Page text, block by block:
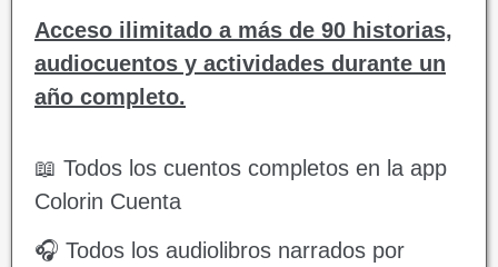
Acceso ilimitado a más de 90 historias,
audiocuentos y actividades durante un
año completo.
📖 Todos los cuentos completos en la app
Colorin Cuenta
🎧 Todos los audiolibros narrados por